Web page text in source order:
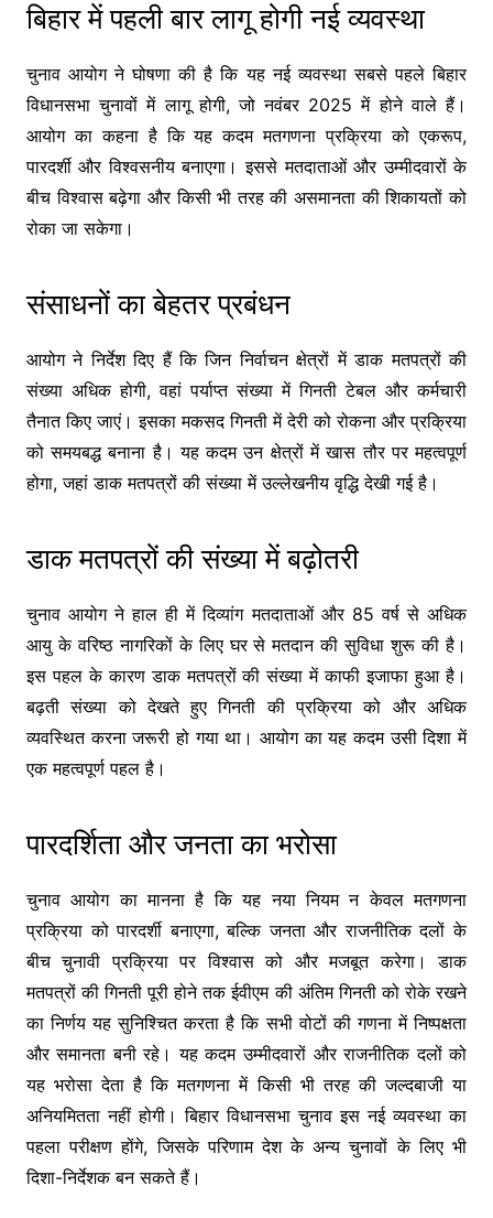
बिहार में पहली बार लागू होगी नई व्यवस्था
चुनाव आयोग ने घोषणा की है कि यह नई व्यवस्था सबसे पहले बिहार
विधानसभा चुनावों में लागू होगी, जो नवंबर 2025 में होने वाले हैं।
आयोग का कहना है कि यह कदम मतगणना प्रक्रिया को एकरूप,
पारदर्शी और विश्वसनीय बनाएगा। इससे मतदाताओं और उम्मीदवारों के
बीच विश्वास बढ़ेगा और किसी भी तरह की असमानता की शिकायतों को
रोका जा सकेगा।
संसाधनों का बेहतर प्रबंधन
आयोग ने निर्देश दिए हैं कि जिन निर्वाचन क्षेत्रों में डाक मतपत्रों की
संख्या अधिक होगी, वहां पर्याप्त संख्या में गिनती टेबल और कर्मचारी
तैनात किए जाएं। इसका मकसद गिनती में देरी को रोकना और प्रक्रिया
को समयबद्ध बनाना है। यह कदम उन क्षेत्रों में खास तौर पर महत्वपूर्ण
होगा, जहां डाक मतपत्रों की संख्या में उल्लेखनीय वृद्धि देखी गई है।
डाक मतपत्रों की संख्या में बढ़ोतरी
चुनाव आयोग ने हाल ही में दिव्यांग मतदाताओं और 85 वर्ष से अधिक
आयु के वरिष्ठ नागरिकों के लिए घर से मतदान की सुविधा शुरू की है।
इस पहल के कारण डाक मतपत्रों की संख्या में काफी इजाफा हुआ है।
बढ़ती संख्या को देखते हुए गिनती की प्रक्रिया को और अधिक
व्यवस्थित करना जरूरी हो गया था। आयोग का यह कदम उसी दिशा में
एक महत्वपूर्ण पहल है।
पारदर्शिता और जनता का भरोसा
चुनाव आयोग का मानना है कि यह नया नियम न केवल मतगणना
प्रक्रिया को पारदर्शी बनाएगा, बल्कि जनता और राजनीतिक दलों के
बीच चुनावी प्रक्रिया पर विश्वास को और मजबूत करेगा। डाक
मतपत्रों की गिनती पूरी होने तक ईवीएम की अंतिम गिनती को रोके रखने
का निर्णय यह सुनिश्चित करता है कि सभी वोटों की गणना में निष्पक्षता
और समानता बनी रहे। यह कदम उम्मीदवारों और राजनीतिक दलों को
यह भरोसा देता है कि मतगणना में किसी भी तरह की जल्दबाजी या
अनियमितता नहीं होगी। बिहार विधानसभा चुनाव इस नई व्यवस्था का
पहला परीक्षण होंगे, जिसके परिणाम देश के अन्य चुनावों के लिए भी
दिशा-निर्देशक बन सकते हैं।